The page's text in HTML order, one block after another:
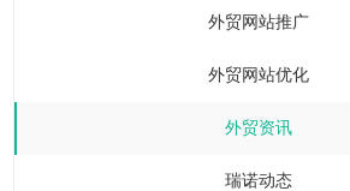
外贸网站推广
外贸网站优化
外贸资讯
瑞诺动态